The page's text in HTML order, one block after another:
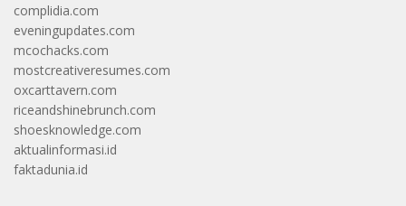
complidia.com
eveningupdates.com
mcochacks.com
mostcreativeresumes.com
oxcarttavern.com
riceandshinebrunch.com
shoesknowledge.com
aktualinformasi.id
faktadunia.id